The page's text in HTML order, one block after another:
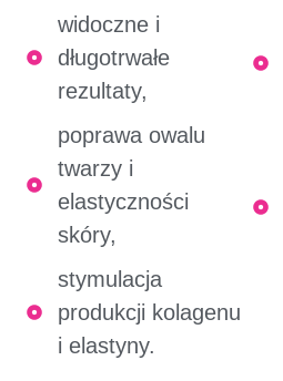
widoczne i
długotrwałe
rezultaty,
poprawa owalu
twarzy i
elastyczności
skóry,
stymulacja
produkcji kolagenu
i elastyny.